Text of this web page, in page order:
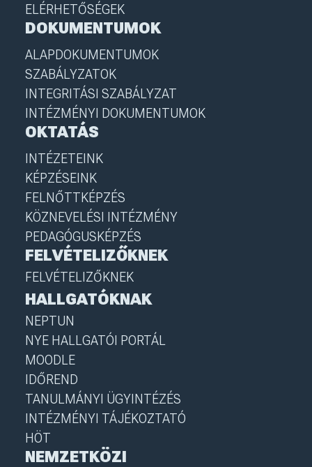
ELÉRHETŐSÉGEK
DOKUMENTUMOK
ALAPDOKUMENTUMOK
SZABÁLYZATOK
INTEGRITÁSI SZABÁLYZAT
INTÉZMÉNYI DOKUMENTUMOK
OKTATÁS
INTÉZETEINK
KÉPZÉSEINK
FELNŐTTKÉPZÉS
KÖZNEVELÉSI INTÉZMÉNY
PEDAGÓGUSKÉPZÉS
FELVÉTELIZŐKNEK
FELVÉTELIZŐKNEK
HALLGATÓKNAK
NEPTUN
NYE HALLGATÓI PORTÁL
MOODLE
IDŐREND
TANULMÁNYI ÜGYINTÉZÉS
INTÉZMÉNYI TÁJÉKOZTATÓ
HÖT
NEMZETKÖZI